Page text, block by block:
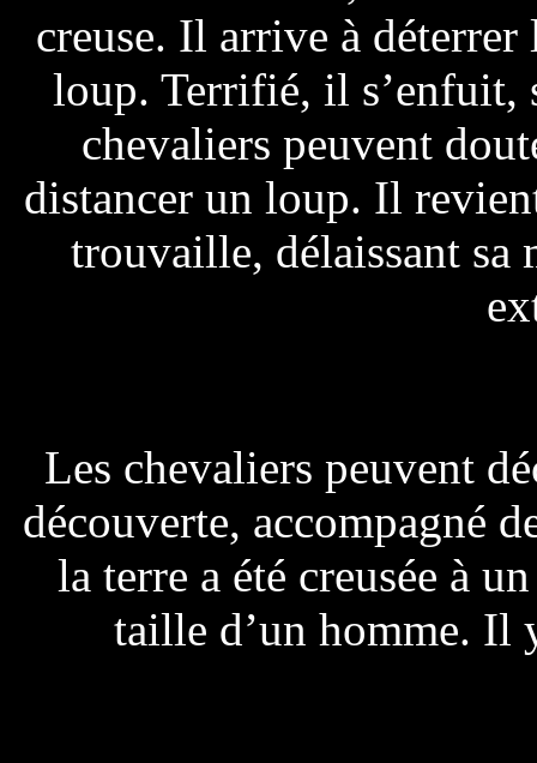
creuse. Il arrive à
loup. Terrifié, il s’enfuit,
chevaliers peuvent
distancer un loup. Il
trouvaille, délaissant sa
Les chevaliers peuvent
découverte, accompagné
la terre a été creusée à
taille d’un homme. Il